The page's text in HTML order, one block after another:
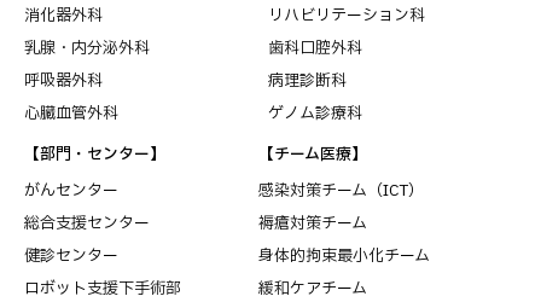
消化器外科
乳腺・内分泌外科
呼吸器外科
心臓血管外科
リハビリテーション科
歯科口腔外科
病理診断科
ゲノム診療科
【部門・センター】
がんセンター
総合支援センター
健診センター
ロボット支援下手術部
【チーム医療】
感染対策チーム（ICT）
褥瘡対策チーム
身体的拘束最小化チーム
緩和ケアチーム